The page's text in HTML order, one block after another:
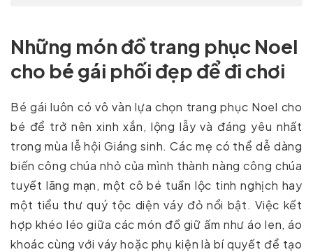
Những món đồ trang phục Noel
cho bé gái phối đẹp để đi chơi
Bé gái luôn có vô vàn lựa chọn trang phục Noel cho
bé để trở nên xinh xắn, lộng lẫy và đáng yêu nhất
trong mùa lễ hội Giáng sinh. Các mẹ có thể dễ dàng
biến công chúa nhỏ của mình thành nàng công chúa
tuyết lãng mạn, một cô bé tuần lộc tinh nghịch hay
một tiểu thư quý tộc diện váy đỏ nổi bật. Việc kết
hợp khéo léo giữa các món đồ giữ ấm như áo len, áo
khoác cùng với váy hoặc phụ kiện là bí quyết để tạo